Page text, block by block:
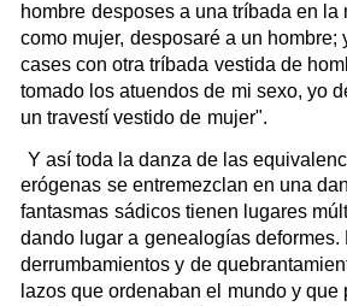
hombre desposes a una tríbada en la
como mujer, desposaré a un hombre;
cases con otra tríbada vestida de
tomado los atuendos de mi sexo, yo
un travestí vestido de mujer".
Y así toda la danza de las
erógenas se entremezclan en una
fantasmas sádicos tienen lugares
dando lugar a genealogías
derrumbamientos y de
lazos que ordenaban el mundo y que